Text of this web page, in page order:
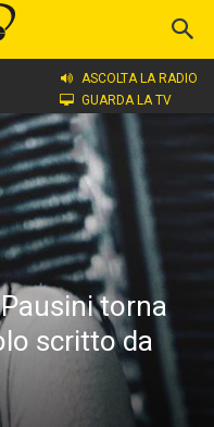
ASCOLTA LA RADIO
GUARDA LA TV
Pausini torna
scritto da